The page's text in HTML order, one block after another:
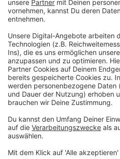
Hendrik Streeck war
hatte, dass ein wichtiges
Mit der Heinsberg-Studie hat
feststellen können: 22
überhaupt keine Symptome
kein Fieber oder trockenen
Gut ein Fünftel der Infizierten
Verbreiter des Virus sein,
Einhalten der Abstandsregeln